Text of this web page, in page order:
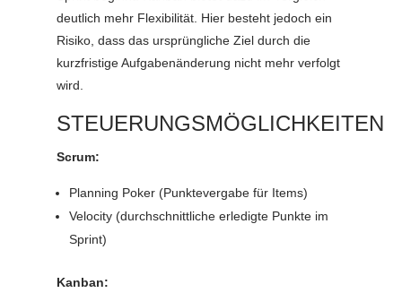
deutlich mehr Flexibilität. Hier besteht jedoch ein
Risiko, dass das ursprüngliche Ziel durch die
kurzfristige Aufgabenänderung nicht mehr verfolgt
wird.
STEUERUNGSMÖGLICHKEITEN
Scrum:
Planning Poker (Punktevergabe für Items)
Velocity (durchschnittliche erledigte Punkte im
Sprint)
Kanban: